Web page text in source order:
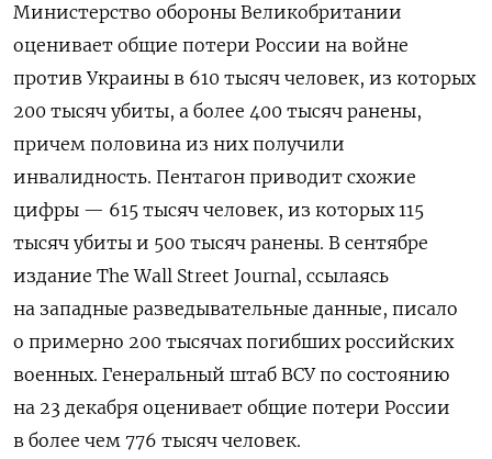
Министерство обороны Великобритании
оценивает общие потери России на войне
против Украины в 610 тысяч человек, из которых
200 тысяч убиты, а более 400 тысяч ранены,
причем половина из них получили
инвалидность. Пентагон приводит схожие
цифры — 615 тысяч человек, из которых 115
тысяч убиты и 500 тысяч ранены. В сентябре
издание The Wall Street Journal, ссылаясь
на западные разведывательные данные, писало
о примерно 200 тысячах погибших российских
военных. Генеральный штаб ВСУ по состоянию
на 23 декабря оценивает общие потери России
в более чем 776 тысяч человек.